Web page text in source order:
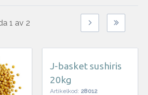
1 av 2
J-basket sushiris
20kg
Artikelkod: 28012